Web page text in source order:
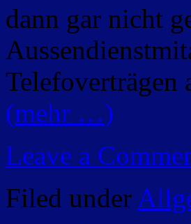
dann gar nicht
Telefoverträgen
(mehr …)
Leave a
Filed under